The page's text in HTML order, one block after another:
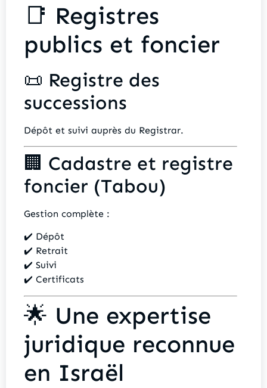
📑 Registres
publics et foncier
📜 Registre des
successions
Dépôt et suivi auprès du Registrar.
🏢 Cadastre et registre
foncier (Tabou)
Gestion complète :
✔️ Dépôt
✔️ Retrait
✔️ Suivi
✔️ Certificats
🌟 Une expertise
juridique reconnue
en Israël